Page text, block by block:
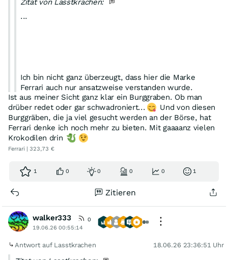
Zitat von Lasstkrachen:
...
Ich bin nicht ganz überzeugt, dass hier die Marke
Ferrari auch nur ansatzweise verstanden wurde.
.
Wenn die Optik versagt (Luce), muss über die Markenaura
Ferraris schwadroniert werden ...
Ist aus meiner Sicht ganz klar ein Burggraben. Ob man
drüber redet oder gar schwadroniert...
Und von diesen
Burggräben, die ja viel gesucht werden an der Börse, hat
Ferrari denke ich noch mehr zu bieten. Mit gaaaanz vielen
Krokodilen drin
Ferrari | 323,73 €
1 0 0 0 0 1
Zitieren
walker333
0
19.06.26 00:55:14
Antwort auf Lasstkrachen 18.06.26 23:36:51 Uhr